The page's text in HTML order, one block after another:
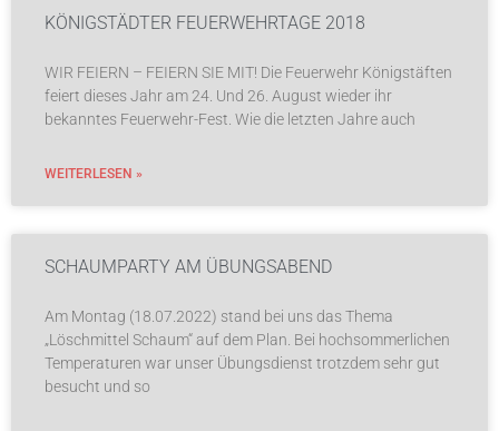
KÖNIGSTÄDTER FEUERWEHRTAGE 2018
WIR FEIERN – FEIERN SIE MIT! Die Feuerwehr Königstäften
feiert dieses Jahr am 24. Und 26. August wieder ihr
bekanntes Feuerwehr-Fest. Wie die letzten Jahre auch
WEITERLESEN »
SCHAUMPARTY AM ÜBUNGSABEND
Am Montag (18.07.2022) stand bei uns das Thema
„Löschmittel Schaum“ auf dem Plan. Bei hochsommerlichen
Temperaturen war unser Übungsdienst trotzdem sehr gut
besucht und so